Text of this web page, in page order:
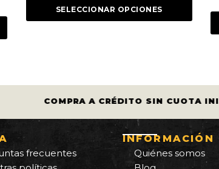
OPCIONES
SELECCIONAR
COMPRA A CRÉDITO SIN CUOTA
frecuentes
INFORMACIÓN
Quiénes somos